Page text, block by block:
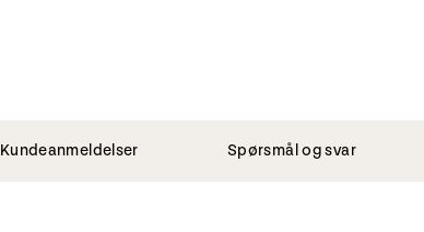
Kundeanmeldelser Spørsmål og svar